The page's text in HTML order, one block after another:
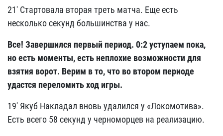
21' Стартовала вторая треть матча. Еще есть
несколько секунд большинства у нас.
Все! Завершился первый период. 0:2 уступаем пока,
но есть моменты, есть неплохие возможности для
взятия ворот. Верим в то, что во втором периоде
удастся переломить ход игры.
19' Якуб Накладал вновь удалился у «Локомотива».
Есть всего 58 секунд у черноморцев на реализацию.